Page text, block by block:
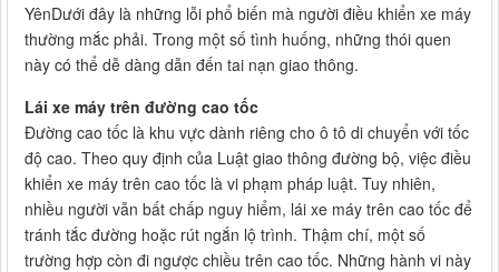
YênDưới đây là những lỗi phổ biến mà người điều khiển xe máy
thường mắc phải. Trong một số tình huống, những thói quen
này có thể dễ dàng dẫn đến tai nạn giao thông.
Lái xe máy trên đường cao tốc
Đường cao tốc là khu vực dành riêng cho ô tô di chuyển với tốc
độ cao. Theo quy định của Luật giao thông đường bộ, việc điều
khiển xe máy trên cao tốc là vi phạm pháp luật. Tuy nhiên,
nhiều người vẫn bất chấp nguy hiểm, lái xe máy trên cao tốc để
tránh tắc đường hoặc rút ngắn lộ trình. Thậm chí, một số
trường hợp còn đi ngược chiều trên cao tốc. Những hành vi này